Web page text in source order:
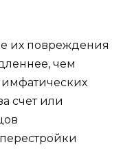
их повреждения
чем
счет или